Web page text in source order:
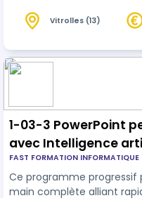
Vitrolles (13)
1-03-3 PowerPoint
avec Intelligence
Luvvoice et
ICDL -v2
FAST FORMATION INFORMATIQUE
Ce programme progressif
main complète alliant